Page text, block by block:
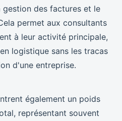
gestion des factures et le
permet aux consultants
à leur activité principale,
logistique sans les tracas
d'une entreprise.
également un poids
représentant souvent